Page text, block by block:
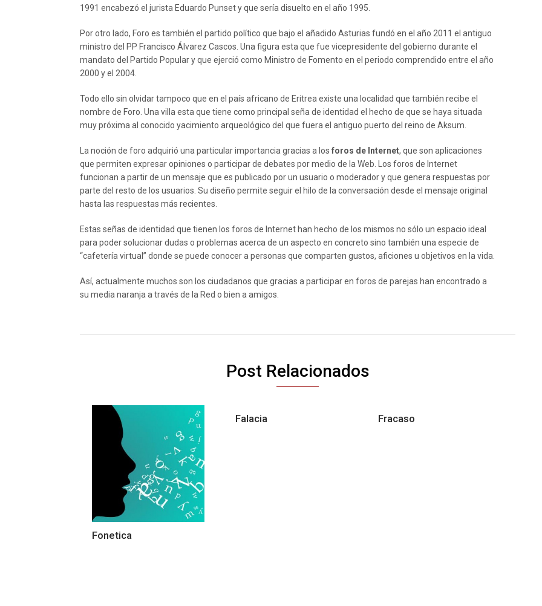
1991 encabezó el jurista Eduardo Punset y que sería disuelto en el año 1995.
Por otro lado, Foro es también el partido político que bajo el añadido Asturias fundó en el año 2011 el antiguo
ministro del PP Francisco Álvarez Cascos. Una figura esta que fue vicepresidente del gobierno durante el
mandato del Partido Popular y que ejerció como Ministro de Fomento en el periodo comprendido entre el año
2000 y el 2004.
Todo ello sin olvidar tampoco que en el país africano de Eritrea existe una localidad que también recibe el
nombre de Foro. Una villa esta que tiene como principal seña de identidad el hecho de que se haya situada
muy próxima al conocido yacimiento arqueológico del que fuera el antiguo puerto del reino de Aksum.
La noción de foro adquirió una particular importancia gracias a los foros de Internet, que son aplicaciones
que permiten expresar opiniones o participar de debates por medio de la Web. Los foros de Internet
funcionan a partir de un mensaje que es publicado por un usuario o moderador y que genera respuestas por
parte del resto de los usuarios. Su diseño permite seguir el hilo de la conversación desde el mensaje original
hasta las respuestas más recientes.
Estas señas de identidad que tienen los foros de Internet han hecho de los mismos no sólo un espacio ideal
para poder solucionar dudas o problemas acerca de un aspecto en concreto sino también una especie de
“cafetería virtual” donde se puede conocer a personas que comparten gustos, aficiones u objetivos en la vida.
Así, actualmente muchos son los ciudadanos que gracias a participar en foros de parejas han encontrado a
su media naranja a través de la Red o bien a amigos.
Post Relacionados
Fonetica
Falacia Fracaso